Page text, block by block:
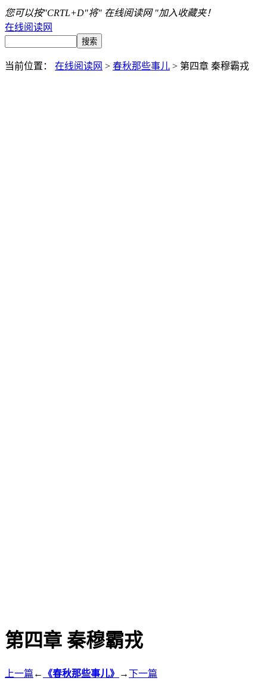
您可以按"CRTL+D"将" 在线阅读网 "加入收藏夹！
在线阅读网
当前位置： 在线阅读网 > 春秋那些事儿 > 第四章 秦穆霸戎
第四章 秦穆霸戎
上一篇 ← 《春秋那些事儿》 →下一篇